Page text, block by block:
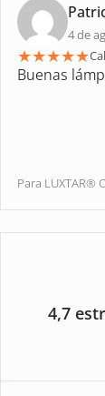
4 de
★★★★★
Buenas
Para LUXTAR®
4,7